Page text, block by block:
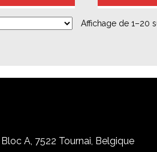
Affichage de 1–20
A, 7522 Tournai, Belgique